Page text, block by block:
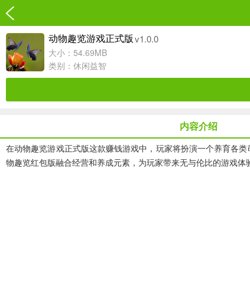
动物趣览游戏正式版 v1.0.0
大小：54.69MB
类别： 休闲益智
内容介绍
在动物趣览游戏正式版这款赚钱游戏中，玩家将扮演一个养育各
物趣览红包版融合经营和养成元素，为玩家带来无与伦比的游戏